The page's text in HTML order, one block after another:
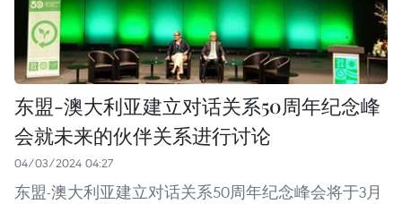
东盟-澳大利亚建立对话关系50周年纪念峰
会就未来的伙伴关系进行讨论
04/03/2024 04:27
东盟-澳大利亚建立对话关系50周年纪念峰会将于3月